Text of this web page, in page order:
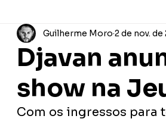
Djavan
show na
Guilherme Moro 2 de nov. de
Com os ingressos para